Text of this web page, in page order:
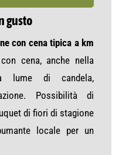
gusto
con cena tipica a km
cena, anche nella
lume di candela,
Possibilità di
di fiori di stagione
locale per un